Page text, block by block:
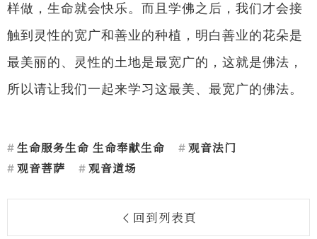
样做，生命就会快乐。而且学佛之后，我们才会接
触到灵性的宽广和善业的种植，明白善业的花朵是
最美丽的、灵性的土地是最宽广的，这就是佛法，
所以请让我们一起来学习这最美、最宽广的佛法。
生命服务生命 生命奉献生命
观音法门
观音菩萨
观音道场
回到列表頁